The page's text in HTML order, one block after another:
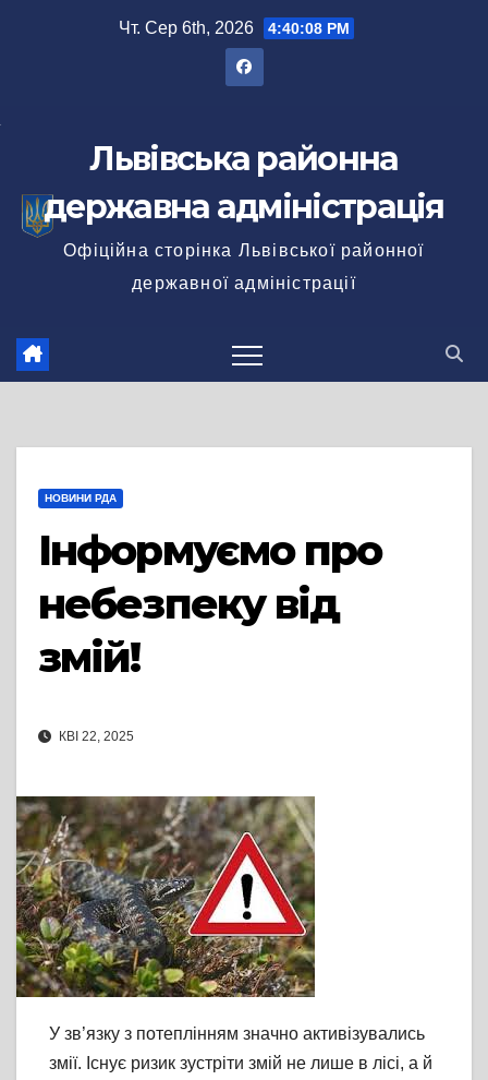
Чт. Сер 6th, 2026 4:40:08 PM
Львівська районна
державна адміністрація
Офіційна сторінка Львівської районної
державної адміністрації
НОВИНИ РДА
Інформуємо про
небезпеку від
змій!
КВІ 22, 2025
У зв’язку з потеплінням значно активізувались
змії. Існує ризик зустріти змій не лише в лісі, а й